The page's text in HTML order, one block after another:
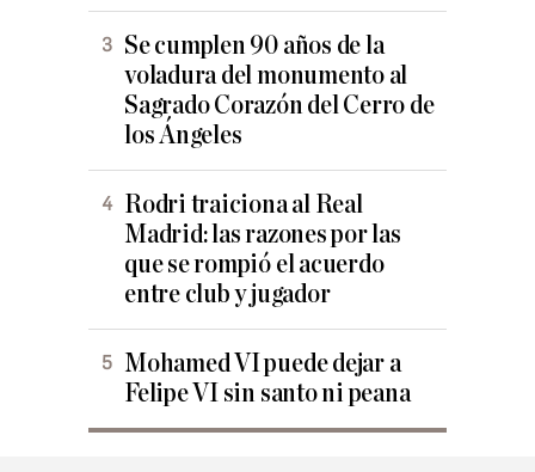
Se cumplen 90 años de la
voladura del monumento al
Sagrado Corazón del Cerro de
los Ángeles
Rodri traiciona al Real
Madrid: las razones por las
que se rompió el acuerdo
entre club y jugador
Mohamed VI puede dejar a
Felipe VI sin santo ni peana